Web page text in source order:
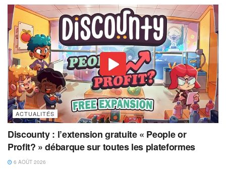
ACTUALITÉS
Discounty : l’extension gratuite « People or
Profit? » débarque sur toutes les plateformes
6 AOÛT 2026